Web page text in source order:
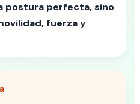
postura perfecta, sino
fuerza y